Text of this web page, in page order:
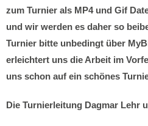
zum Turnier als MP4 und Gif
und wir werden es daher so
Turnier bitte unbedingt über
erleichtert uns die Arbeit im
uns schon auf ein schönes
Die Turnierleitung Dagmar Lehr